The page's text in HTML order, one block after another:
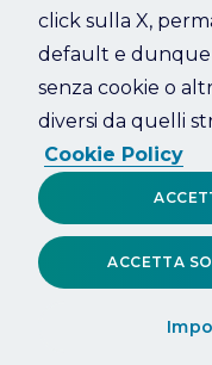
click sulla X,
default e dunque
senza cookie o
diversi da quelli
Cookie Policy
ACCETTA